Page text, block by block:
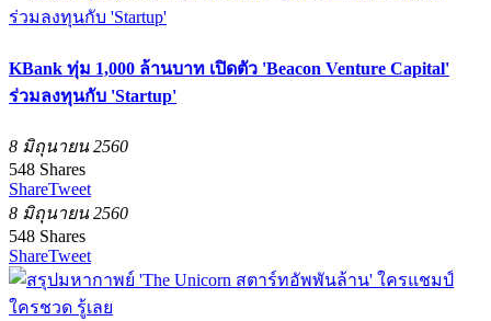
KBank ทุ่ม 1,000 ล้านบาท เปิดตัว 'Beacon Venture Capital'
ร่วมลงทุนกับ 'Startup'
8 มิถุนายน 2560
548 Shares
ShareTweet
8 มิถุนายน 2560
548 Shares
ShareTweet